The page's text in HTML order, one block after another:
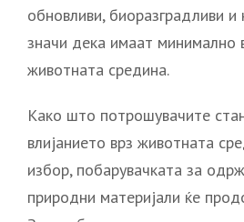
обновливи, биоразградливи
значи дека имаат минимално
животната средина.
Како што потрошувачите
влијанието врз животната
избор, побарувачката за
природни материјали ќе